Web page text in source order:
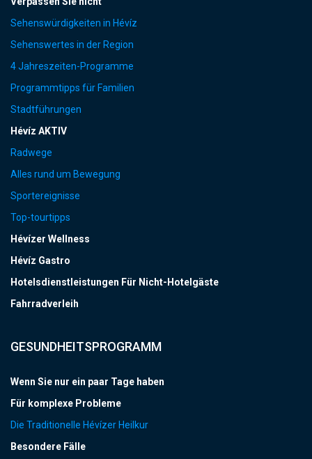
Sehenswürdigkeiten in Hévíz
Sehenswertes in der Region
4 Jahreszeiten-Programme
Programmtipps für Familien
Stadtführungen
Hévíz AKTIV
Radwege
Alles rund um Bewegung
Sportereignisse
Top-tourtipps
Hévízer Wellness
Hévíz Gastro
Hotelsdienstleistungen Für Nicht-Hotelgäste
Fahrradverleih
GESUNDHEITSPROGRAMM
Wenn Sie nur ein paar Tage haben
Für komplexe Probleme
Die Traditionelle Hévízer Heilkur
Besondere Fälle